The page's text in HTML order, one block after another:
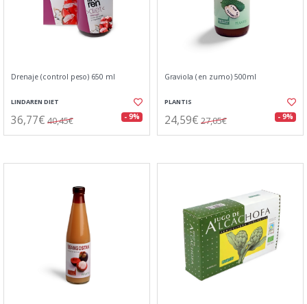
Drenaje (control peso) 650 ml
LINDAREN DIET
36,77€ 40,45€ - 9%
Graviola (en zumo) 500ml
PLANTIS
24,59€ 27,05€ - 9%